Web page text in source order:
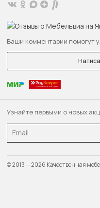
Узнайте первыми о новых
Email
Ваши комментарии помогут
© 2013 — 2026 Качественная